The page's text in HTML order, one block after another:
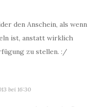
den Anschein, als wenn
ist, anstatt wirklich
zu stellen. :/
bei 16:30